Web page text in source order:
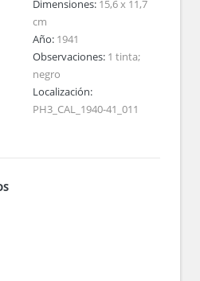
Dimensiones: 15,6 x 11,7
cm
Año: 1941
Observaciones: 1 tinta;
negro
Localización:
PH3_CAL_1940-41_011